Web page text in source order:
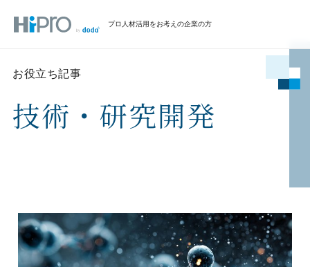
プロ人材活用をお考えの企業の方
お役立ち記事
技術・研究開発